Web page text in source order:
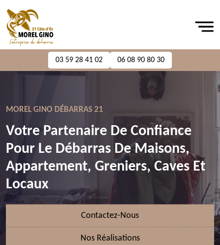
03 59 28 41 02 06 08 90 80 30
MOREL GINO DÉBARRAS 21
Votre Partenaire De Confiance
Pour Le Débarras De Maisons,
Appartement, Greniers, Caves Et
Locaux
Contactez-Nous
Nos Réalisations